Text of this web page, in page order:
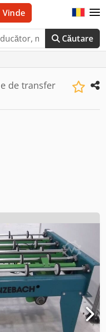
Căutare
Vinde
de transfer